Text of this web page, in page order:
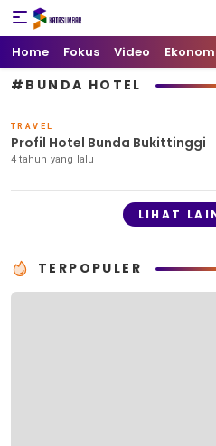
Kata Sumbar
Berita Sumbar Hari Ini
Home Fokus Video
#BUNDA HOTEL
TRAVEL
Profil Hotel Bunda Bukittinggi
4 tahun yang lalu
LIHAT
TERPOPULER